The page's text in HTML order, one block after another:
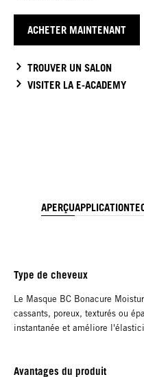
ACHETER MAINTENANT
TROUVER UN SALON
VISITER LA E-ACADEMY
APERÇUAPPLICATION
Type de cheveux
Le Masque BC Bonacure
cassants, poreux, texturés ou
instantanée et améliore
Avantages du produit